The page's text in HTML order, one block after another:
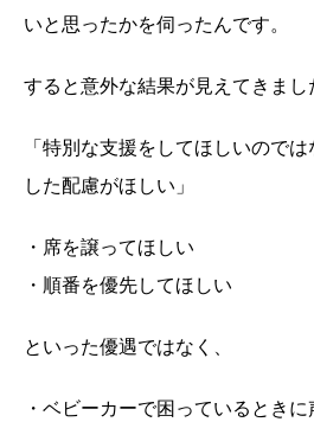
いと思ったかを伺ったんです。
すると意外な結果が見えてきまし
「特別な支援をしてほしいので
した配慮がほしい」
・席を譲ってほしい
・順番を優先してほしい
といった優遇ではなく、
・ベビーカーで困っているとき